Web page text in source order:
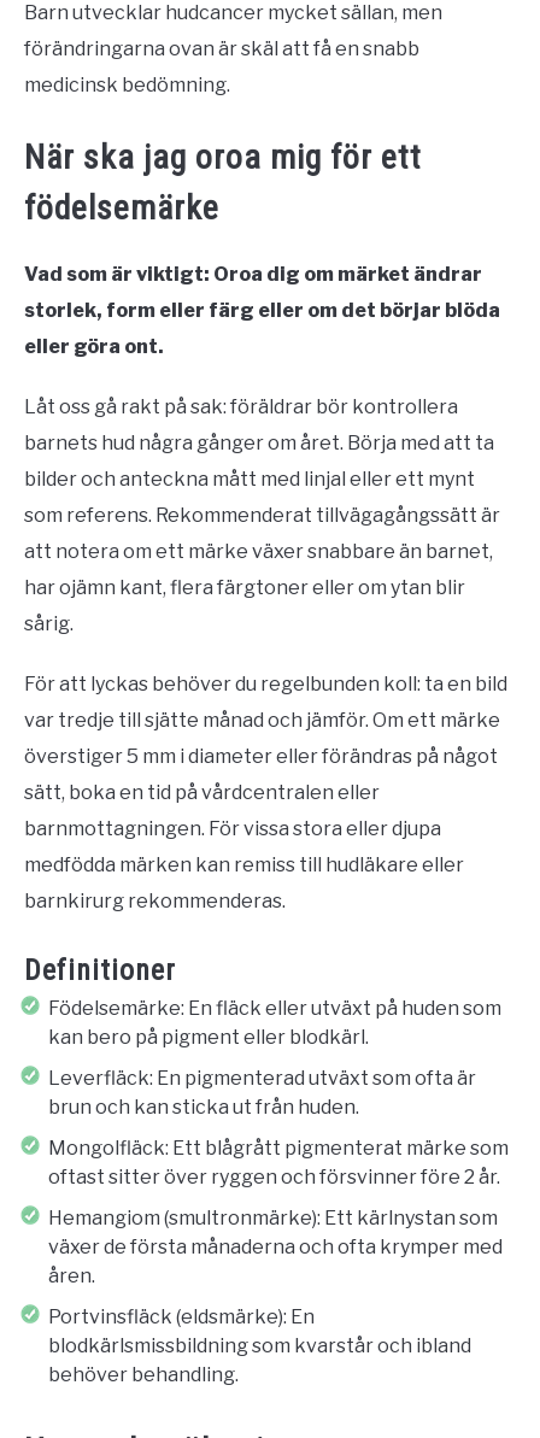
Barn utvecklar hudcancer mycket sällan, men
förändringarna ovan är skäl att få en snabb
medicinsk bedömning.
När ska jag oroa mig för ett
födelsemärke
Vad som är viktigt: Oroa dig om märket ändrar
storlek, form eller färg eller om det börjar blöda
eller göra ont.
Låt oss gå rakt på sak: föräldrar bör kontrollera
barnets hud några gånger om året. Börja med att ta
bilder och anteckna mått med linjal eller ett mynt
som referens. Rekommenderat tillvägagångssätt är
att notera om ett märke växer snabbare än barnet,
har ojämn kant, flera färgtoner eller om ytan blir
sårig.
För att lyckas behöver du regelbunden koll: ta en bild
var tredje till sjätte månad och jämför. Om ett märke
överstiger 5 mm i diameter eller förändras på något
sätt, boka en tid på vårdcentralen eller
barnmottagningen. För vissa stora eller djupa
medfödda märken kan remiss till hudläkare eller
barnkirurg rekommenderas.
Definitioner
Födelsemärke: En fläck eller utväxt på huden som
kan bero på pigment eller blodkärl.
Leverfläck: En pigmenterad utväxt som ofta är
brun och kan sticka ut från huden.
Mongolfläck: Ett blågrått pigmenterat märke som
oftast sitter över ryggen och försvinner före 2 år.
Hemangiom (smultronmärke): Ett kärlnystan som
växer de första månaderna och ofta krymper med
åren.
Portvinsfläck (eldsmärke): En
blodkärlsmissbildning som kvarstår och ibland
behöver behandling.